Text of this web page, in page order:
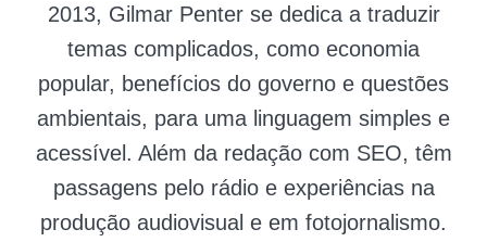
2013, Gilmar Penter se dedica a traduzir
temas complicados, como economia
popular, benefícios do governo e questões
ambientais, para uma linguagem simples e
acessível. Além da redação com SEO, têm
passagens pelo rádio e experiências na
produção audiovisual e em fotojornalismo.